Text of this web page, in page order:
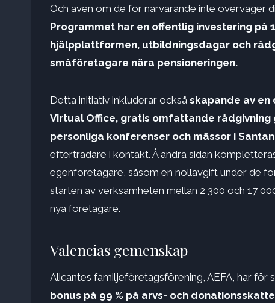
Och även om de för närvarande inte
Programmet har en offentlig investering
hjälpplattformen, utbildningsdagar och
småföretagare nära pensioneringen.
Detta initiativ inkluderar också skapande av
Virtual Office, gratis omfattande rådgivning
personliga konferenser och mässor i
efterträdare i kontakt. Å andra sidan
egenföretagare, såsom en nollavgift under de
starten av verksamheten mellan 2 300 och 17
nya företagare.
Valencias gemenskap
Alicantes familjeföretagsförening, AEFA, har för
bonus på 99 % på arvs- och